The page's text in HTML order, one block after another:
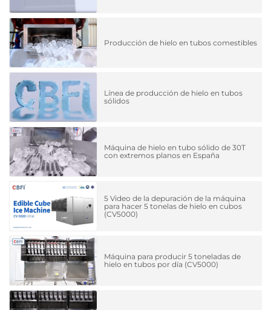
Producción de hielo en tubos comestibles
Línea de producción de hielo en tubos
sólidos
Máquina de hielo en tubo sólido de 30T
con extremos planos en España
5 Video de la depuración de la máquina
para hacer 5 tonelas de hielo en cubos
(CV5000)
Máquina para producir 5 toneladas de
hielo en tubos por día (CV5000)